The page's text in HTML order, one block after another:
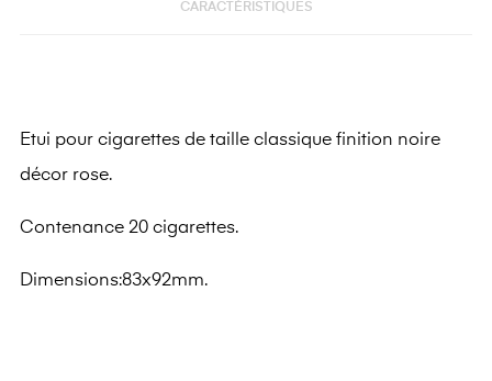
CARACTÉRISTIQUES
Etui pour cigarettes de taille classique finition noire
décor rose.
Contenance 20 cigarettes.
Dimensions:83x92mm.